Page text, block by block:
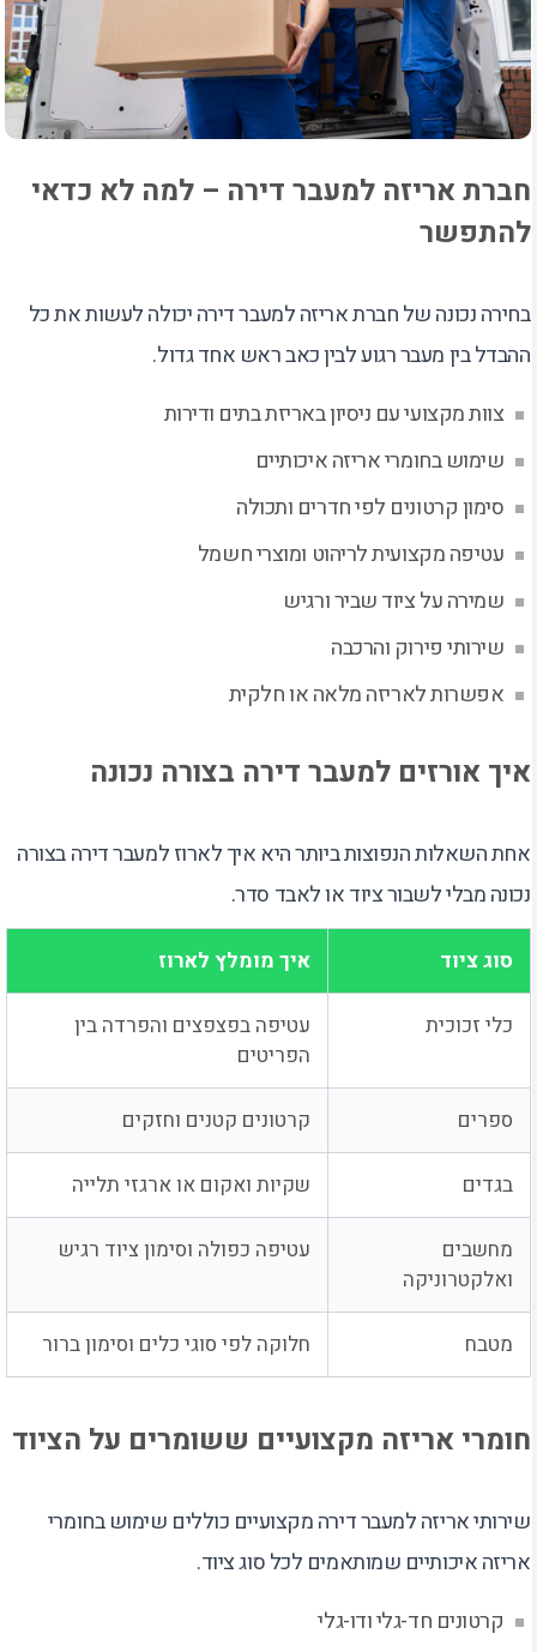
חברת אריזה למעבר דירה – למה לא כדאי
להתפשר
בחירה נכונה של חברת אריזה למעבר דירה יכולה לעשות את כל
ההבדל בין מעבר רגוע לבין כאב ראש אחד גדול.
צוות מקצועי עם ניסיון באריזת בתים ודירות
שימוש בחומרי אריזה איכותיים
סימון קרטונים לפי חדרים ותכולה
עטיפה מקצועית לריהוט ומוצרי חשמל
שמירה על ציוד שביר ורגיש
שירותי פירוק והרכבה
אפשרות לאריזה מלאה או חלקית
איך אורזים למעבר דירה בצורה נכונה
אחת השאלות הנפוצות ביותר היא איך לארוז למעבר דירה בצורה
נכונה מבלי לשבור ציוד או לאבד סדר.
סוג ציוד איך מומלץ לארוז
כלי זכוכית
עטיפה בפצפצים והפרדה בין
הפריטים
ספרים קרטונים קטנים וחזקים
בגדים שקיות ואקום או ארגזי תלייה
מחשבים
ואלקטרוניקה
עטיפה כפולה וסימון ציוד רגיש
מטבח חלוקה לפי סוגי כלים וסימון ברור
חומרי אריזה מקצועיים ששומרים על הציוד
שירותי אריזה למעבר דירה מקצועיים כוללים שימוש בחומרי
אריזה איכותיים שמותאמים לכל סוג ציוד.
קרטונים חד-גלי ודו-גלי